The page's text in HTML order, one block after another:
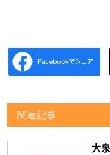
関連記事
大